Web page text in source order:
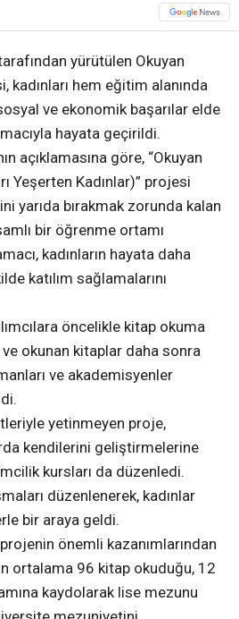
yürütülen Okuyan
kadınları hem eğitim alanında
ve ekonomik başarılar elde
hayata geçirildi.
açıklamasına göre, “Okuyan
Yeşerten Kadınlar)” projesi
yarıda bırakmak zorunda kalan
bir öğrenme ortamı
kadınların hayata daha
katılım sağlamalarını
öncelikle kitap okuma
ve okunan kitaplar daha sonra
ve akademisyenler
yetinmeyen proje,
kendilerini geliştirmelerine
kursları da düzenledi.
düzenlenerek, kadınlar
bir araya geldi.
projenin önemli kazanımlarından
ortalama 96 kitap okuduğu, 12
kaydolarak lise mezunu